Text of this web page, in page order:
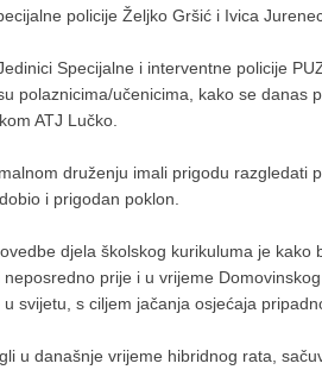
policije Željko Gršić i Ivica
Specijalne i interventne policije
polaznicima/učenicima, kako se danas
ATJ Lučko.
druženju imali prigodu razgledati
i prigodan poklon.
djela školskog kurikuluma je kako
neposredno prije i u vrijeme
svijetu, s ciljem jačanja osjećaja
u današnje vrijeme hibridnog rata,